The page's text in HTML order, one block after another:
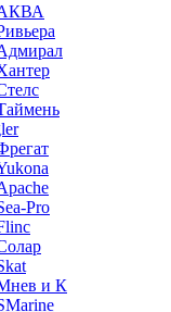
Pro
и К